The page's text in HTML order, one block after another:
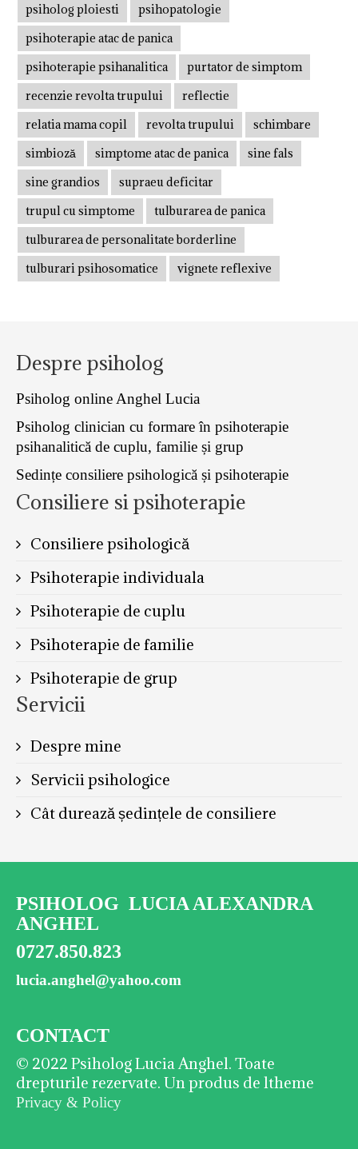
psiholog ploiesti
psihopatologie
psihoterapie atac de panica
psihoterapie psihanalitica
purtator de simptom
recenzie revolta trupului
reflectie
relatia mama copil
revolta trupului
schimbare
simbioză
simptome atac de panica
sine fals
sine grandios
supraeu deficitar
trupul cu simptome
tulburarea de panica
tulburarea de personalitate borderline
tulburari psihosomatice
vignete reflexive
Despre psiholog
Psiholog online Anghel Lucia
Psiholog clinician cu formare în psihoterapie
psihanalitică de cuplu, familie și grup
Sedințe consiliere psihologică și psihoterapie
Consiliere si psihoterapie
Consiliere psihologică
Psihoterapie individuala
Psihoterapie de cuplu
Psihoterapie de familie
Psihoterapie de grup
Servicii
Despre mine
Servicii psihologice
Cât durează ședințele de consiliere
PSIHOLOG LUCIA ALEXANDRA
ANGHEL
0727.850.823
lucia.anghel@yahoo.com
CONTACT
© 2022 Psiholog Lucia Anghel. Toate
drepturile rezervate. Un produs de ltheme
Privacy & Policy